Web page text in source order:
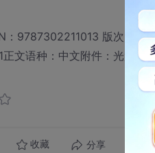
：9787302211013 版次：1
文语种：中文附件：光盘
收藏 分享